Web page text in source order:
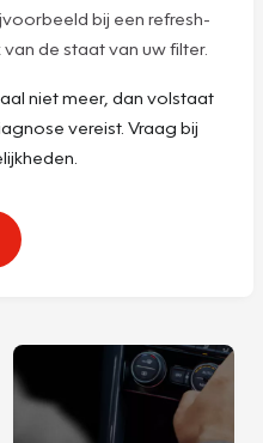
bij een refresh-
de staat van uw filter.
niet meer, dan volstaat
vereist. Vraag bij